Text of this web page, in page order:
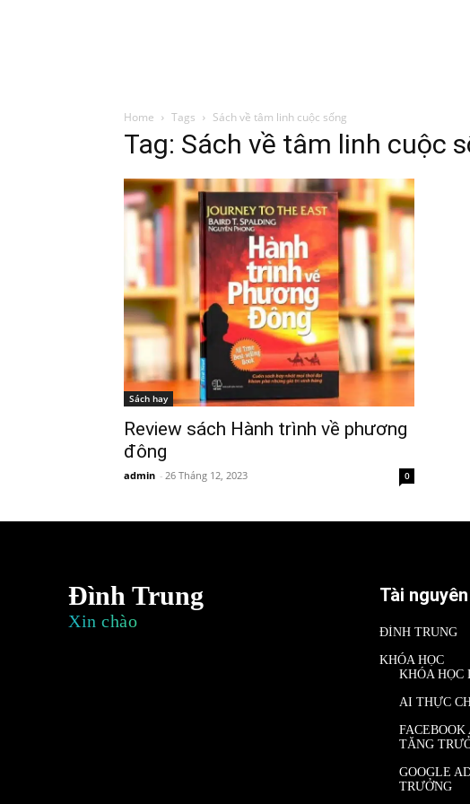
Home Tags Sách về tâm linh cuộc sống
Tag: Sách về tâm linh cuộc
Sách hay
Review sách Hành trình về phương
đông
admin - 26 Tháng 12, 2023 0
Đình Trung
Xin chào
Tài nguyên
ĐÌNH TRUNG
KHÓA HỌC
KHÓA HỌC
AI THỰC
TĂNG
GOOGLE
TRƯỞNG